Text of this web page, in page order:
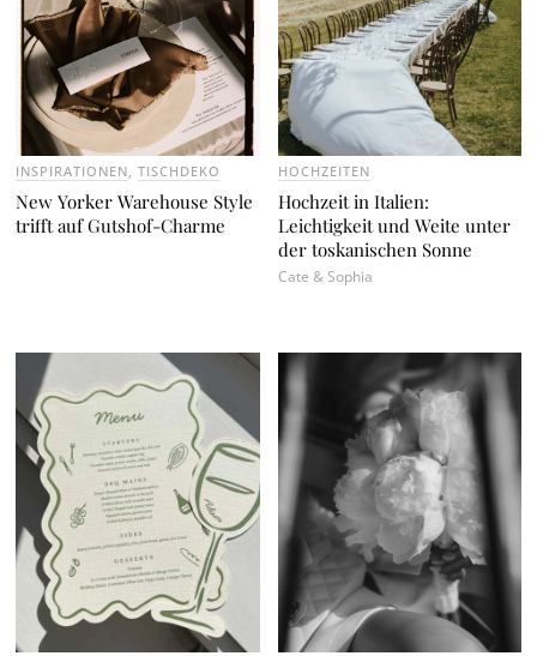
INSPIRATIONEN ,TISCHDEKO
New Yorker Warehouse Style
trifft auf Gutshof-Charme
HOCHZEITEN
Hochzeit in Italien:
Leichtigkeit und Weite unter
der toskanischen Sonne
Cate & Sophia